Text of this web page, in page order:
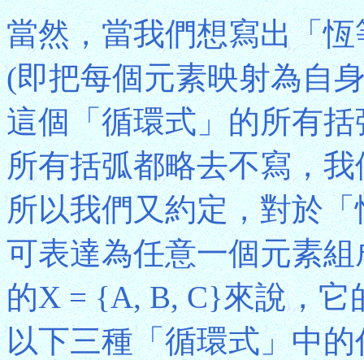
當然，當我們想寫出「恆
(即把每個元素映射為自
這個「循環式」的所有
所有括弧都略去不寫，
所以我們又約定，對於
可表達為任意一個元素
的X = {A, B, C}來說，它
以下三種「循環式」中